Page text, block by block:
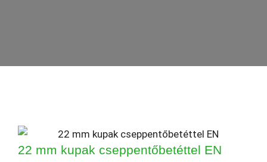
22 mm kupak cseppentőbetéttel EN